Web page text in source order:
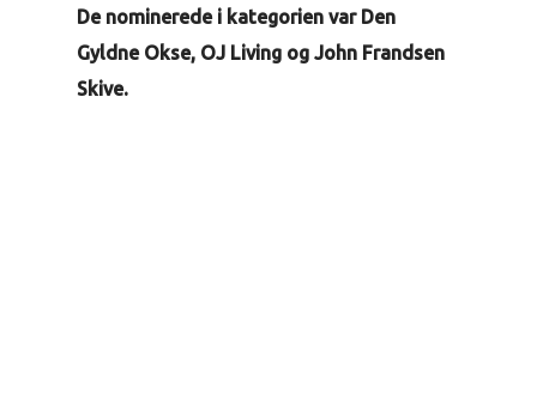
De nominerede i kategorien var Den
Gyldne Okse, OJ Living og John Frandsen
Skive.